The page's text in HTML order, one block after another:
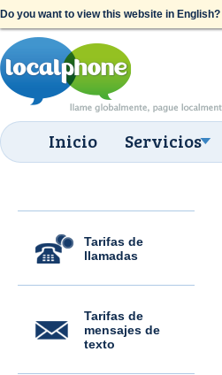
Do you want to view this website in English?
Inicio Servicios
Tarifas de
llamadas
Tarifas de
mensajes de
texto